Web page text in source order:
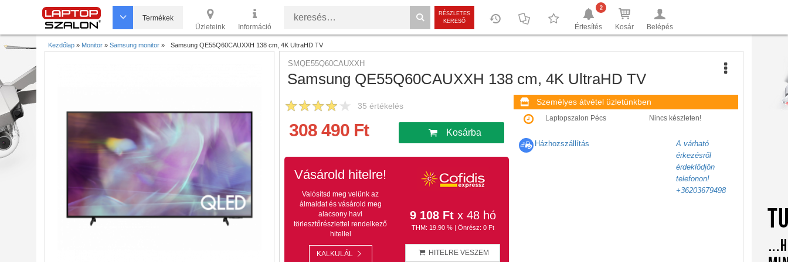
Termékek
Üzleteink
Információ
RÉSZLETES
KERESŐ
Értesítés
2
Kosár Belépés
Kezdőlap » Monitor » Samsung monitor » Samsung QE55Q60CAUXXH 138 cm, 4K UltraHD TV
SMQE55Q60CAUXXH
Samsung QE55Q60CAUXXH 138 cm, 4K UltraHD TV
35 értékelés
308 490 Ft Kosárba
Vásárold hitelre!
Valósítsd meg velünk az
álmaidat és vásárold meg
alacsony havi
törlesztőrészlettel rendelkező
hitellel
KALKULÁL
9 108 Ftx 48 hó
THM: 19.90 % | Önrész: 0 Ft
HITELRE VESZEM
Személyes átvétel üzletünkben
Laptopszalon Pécs Nincs készleten!
Házhozszállítás
A várható
érkezésről
érdeklődjön
telefonon!
+36203679498